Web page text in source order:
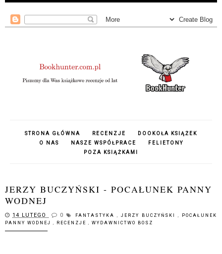
STRONA GŁÓWNA RECENZJE
DOOKOŁA KSIĄŻEK
O NAS
NASZE WSPÓŁPRACE
FELIETONY
POZA KSIĄŻKAMI
JERZY BUCZYŃSKI - POCAŁUNEK PANNY
WODNEJ
14 LUTEGO 0 FANTASTYKA , JERZY BUCZYŃSKI , POCAŁUNEK
PANNY WODNEJ , RECENZJE , WYDAWNICTWO BOSZ